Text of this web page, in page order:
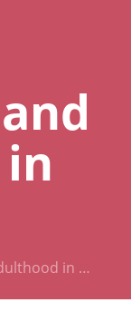
in …